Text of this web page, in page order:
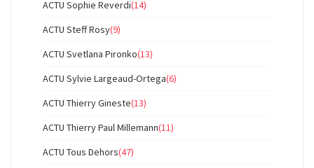
ACTU Sophie Reverdi(14)
ACTU Steff Rosy(9)
ACTU Svetlana Pironko(13)
ACTU Sylvie Largeaud-Ortega(6)
ACTU Thierry Gineste(13)
ACTU Thierry Paul Millemann(11)
ACTU Tous Dehors(47)